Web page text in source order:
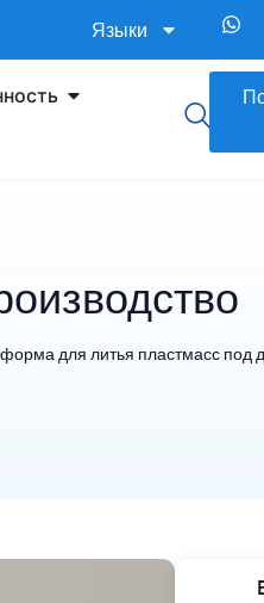
Языки
для литья пластмасс под